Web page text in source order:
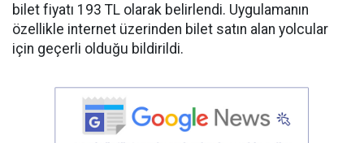
bilet fiyatı 193 TL olarak belirlendi. Uygulamanın
özellikle internet üzerinden bilet satın alan yolcular
için geçerli olduğu bildirildi.